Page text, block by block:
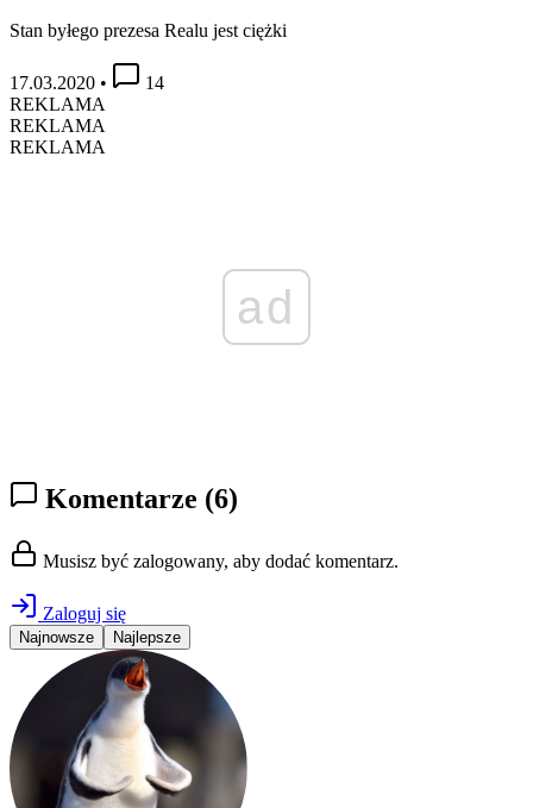
Stan byłego prezesa Realu jest ciężki
17.03.2020 •
14
REKLAMA
REKLAMA
REKLAMA
ad
Komentarze (6)
Musisz być zalogowany, aby dodać komentarz.
Zaloguj się
Najnowsze Najlepsze